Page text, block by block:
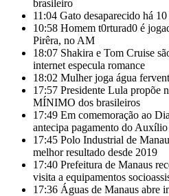
brasileiro
11:04 Gato desaparecido há
10:58 Homem t0rturad0 é
Pirêra, no AM
18:07 Shakira e Tom Cruise
internet especula romance
18:02 Mulher joga água
17:57 Presidente Lula propõe
MÍNIMO dos brasileiros
17:49 Em comemoração ao
antecipa pagamento do Auxílio
17:45 Polo Industrial de
melhor resultado desde 2019
17:40 Prefeitura de Manaus
visita a equipamentos
17:36 Águas de Manaus abre